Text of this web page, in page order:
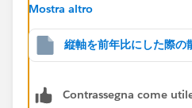
Mostra altro
縦軸を前年比にした際
Contrassegna come